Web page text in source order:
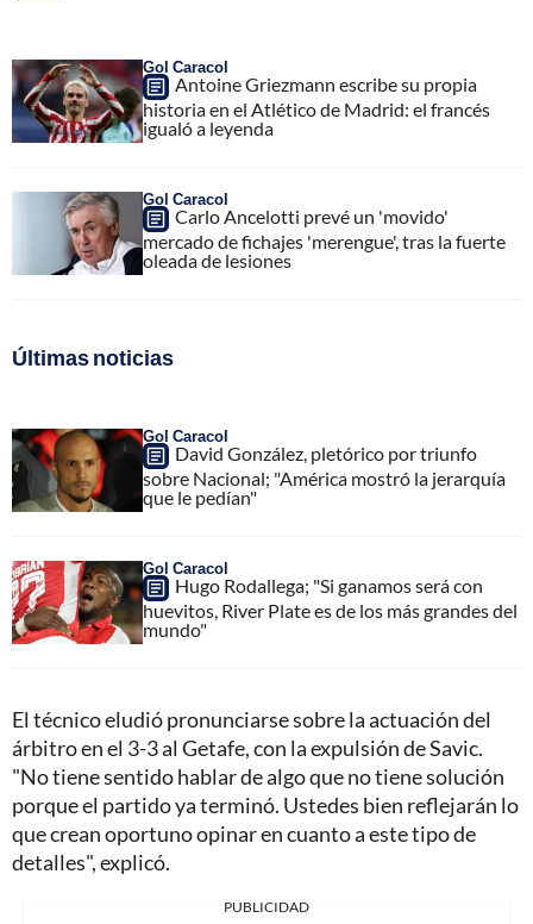
Gol Caracol
Antoine Griezmann escribe su propia
historia en el Atlético de Madrid: el francés
igualó a leyenda
Gol Caracol
Carlo Ancelotti prevé un 'movido'
mercado de fichajes 'merengue', tras la fuerte
oleada de lesiones
Últimas noticias
Gol Caracol
David González, pletórico por triunfo
sobre Nacional; "América mostró la jerarquía
que le pedían"
Gol Caracol
Hugo Rodallega; "Si ganamos será con
huevitos, River Plate es de los más grandes del
mundo"
El técnico eludió pronunciarse sobre la actuación del
árbitro en el 3-3 al Getafe, con la expulsión de Savic.
"No tiene sentido hablar de algo que no tiene solución
porque el partido ya terminó. Ustedes bien reflejarán lo
que crean oportuno opinar en cuanto a este tipo de
detalles", explicó.
PUBLICIDAD